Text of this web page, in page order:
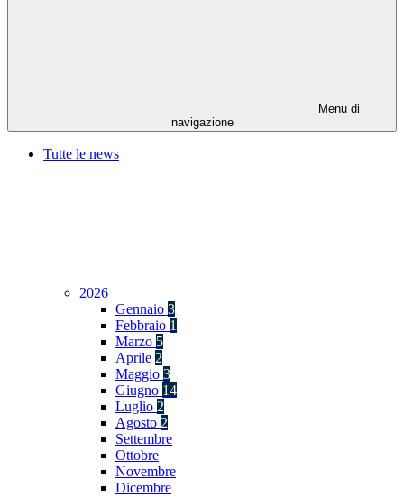
Menu di
navigazione
Tutte le news
2026
Gennaio 3
Febbraio 1
Marzo 5
Aprile 2
Maggio 3
Giugno 14
Luglio 2
Agosto 2
Settembre
Ottobre
Novembre
Dicembre